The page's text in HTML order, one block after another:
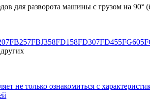
для разворота машины с грузом на 90°
7FB257FBJ358FD158FD307FD455FG60
не только ознакомиться с